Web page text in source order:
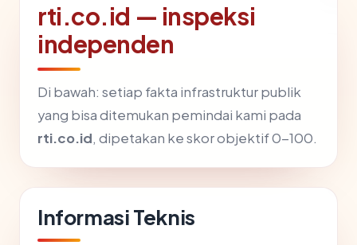
rti.co.id — inspeksi
independen
Di bawah: setiap fakta infrastruktur publik
yang bisa ditemukan pemindai kami pada
rti.co.id, dipetakan ke skor objektif 0-100.
Informasi Teknis